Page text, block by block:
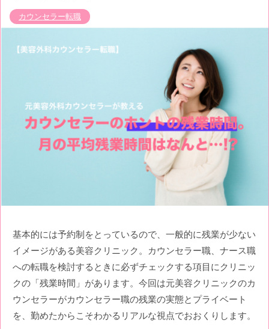
カウンセラー転職
基本的には予約制をとっているので、一般的に残業が少ない
イメージがある美容クリニック。カウンセラー職、ナース職
への転職を検討するときに必ずチェックする項目にクリニッ
クの「残業時間」があります。今回は元美容クリニックのカ
ウンセラーがカウンセラー職の残業の実態とプライベート
を、勤めたからこそわかるリアルな視点でおおくりします。